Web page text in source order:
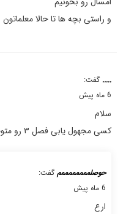
و راستی بچه ها تا حالا
..... گفت:
6 ماه پیش
سلام
کسی مجهول یابی فصل ۳ رو متوجه شد
حوصلممممممممم گفت:
6 ماه پیش
ارع